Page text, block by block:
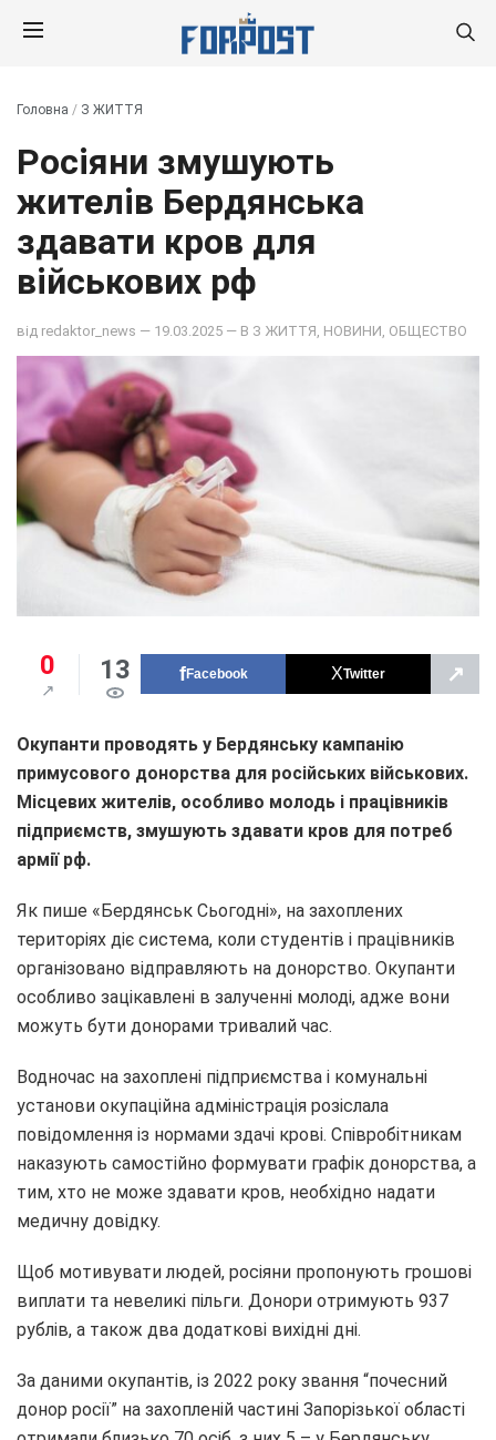
Головна / З ЖИТТЯ
Росіяни змушують
жителів Бердянська
здавати кров для
військових рф
від redaktor_news — 19.03.2025 — В З ЖИТТЯ НОВИНИ ОБЩЕСТВО
0 13 Facebook Twitter ↗
Окупанти проводять у Бердянську кампанію
примусового донорства для російських військових.
Місцевих жителів, особливо молодь і працівників
підприємств, змушують здавати кров для потреб
армії рф.
Як пише «Бердянськ Сьогодні», на захоплених
територіях діє система, коли студентів і працівників
організовано відправляють на донорство. Окупанти
особливо зацікавлені в залученні молоді, адже вони
можуть бути донорами тривалий час.
Водночас на захоплені підприємства і комунальні
установи окупаційна адміністрація розіслала
повідомлення із нормами здачі крові. Співробітникам
наказують самостійно формувати графік донорства, а
тим, хто не може здавати кров, необхідно надати
медичну довідку.
Щоб мотивувати людей, росіяни пропонують грошові
виплати та невеликі пільги. Донори отримують 937
рублів, а також два додаткові вихідні дні.
За даними окупантів, із 2022 року звання “почесний
донор росії” на захопленій частині Запорізької області